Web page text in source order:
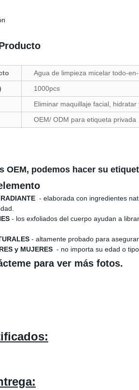
Agua de limpieza micelar todo-
1000pcs
Eliminar maquillaje facial,
OEM/ ODM para etiqueta privada
OEM, podemos hacer su
- elaborada con ingredientes
- los exfoliados del cuerpo ayudan a
- altamente probado para
y MUJERES - no importa su edad o
para ver más fotos.
: